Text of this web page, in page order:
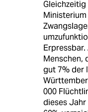
Menschen,
gut 7% der
000
dieses Jahr